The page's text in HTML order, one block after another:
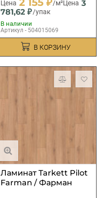
Цена /м²Цена 3
781,62 ₽/упак
В наличии
Артикул - 504015069
В КОРЗИНУ
Ламинат Tarkett Pilot
Farman / Фарман